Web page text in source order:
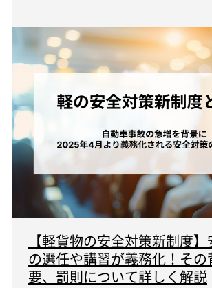
【軽貨物の安全対策新制度
の選任や講習が義務化！そ
要、罰則について詳しく解説